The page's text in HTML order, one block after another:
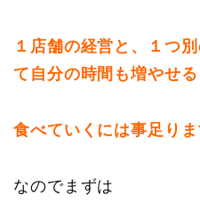
１店舗の経営と、１つ
て自分の時間も増やせる
食べていくには事足りま
なのでまずは